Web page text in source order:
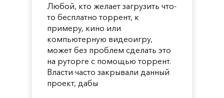
Любой, кто желает загрузить что-
то бесплатно торрент, к
примеру, кино или
компьютерную видеоигру,
может без проблем сделать это
на руторге с помощью торрент.
Власти часто закрывали данный
проект, дабы